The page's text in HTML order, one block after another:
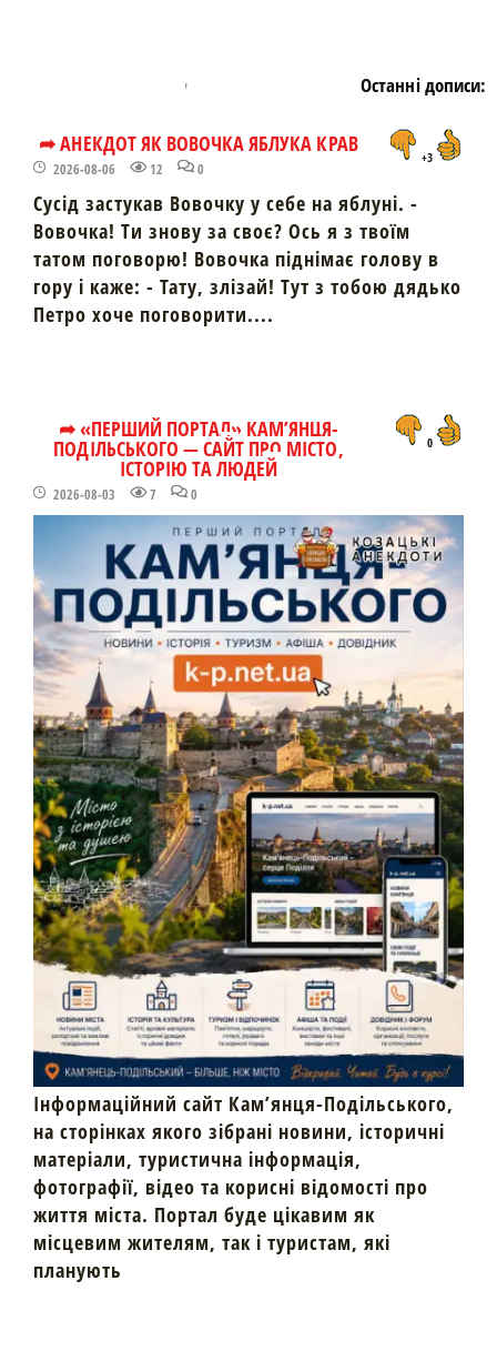
Останні дописи:
➦ АНЕКДОТ ЯК ВОВОЧКА ЯБЛУКА КРАВ
2026-08-06 12 0
+3
Сусід застукав Вовочку у себе на яблуні. -
Вовочка! Ти знову за своє? Ось я з твоїм
татом поговорю! Вовочка піднімає голову в
гору і каже: - Тату, злізай! Тут з тобою дядько
Петро хоче поговорити....
➦ «ПЕРШИЙ ПОРТАЛ» КАМ’ЯНЦЯ-
ПОДІЛЬСЬКОГО — САЙТ ПРО МІСТО,
ІСТОРІЮ ТА ЛЮДЕЙ
2026-08-03 7 0
0
Інформаційний сайт Кам’янця-Подільського,
на сторінках якого зібрані новини, історичні
матеріали, туристична інформація,
фотографії, відео та корисні відомості про
життя міста. Портал буде цікавим як
місцевим жителям, так і туристам, які
планують